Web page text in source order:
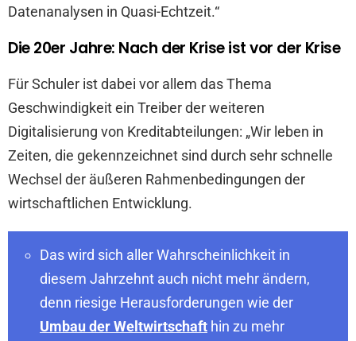
Datenanalysen in Quasi-Echtzeit.“
Die 20er Jahre: Nach der Krise ist vor der Krise
Für Schuler ist dabei vor allem das Thema
Geschwindigkeit ein Treiber der weiteren
Digitalisierung von Kreditabteilungen: „Wir leben in
Zeiten, die gekennzeichnet sind durch sehr schnelle
Wechsel der äußeren Rahmenbedingungen der
wirtschaftlichen Entwicklung.
Das wird sich aller Wahrscheinlichkeit in
diesem Jahrzehnt auch nicht mehr ändern,
denn riesige Herausforderungen wie der
Umbau der Weltwirtschaft hin zu mehr